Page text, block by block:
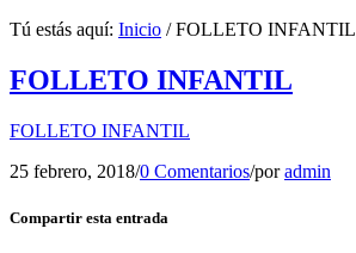
Tú estás aquí: Inicio / FOLLETO INFANTIL
FOLLETO INFANTIL
FOLLETO INFANTIL
25 febrero, 2018/0 Comentarios/poradmin
Compartir esta entrada